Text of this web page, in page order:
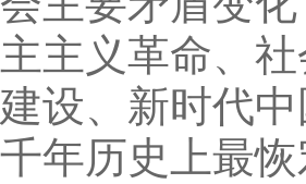
主义革命、
设、新时代
年历史上最